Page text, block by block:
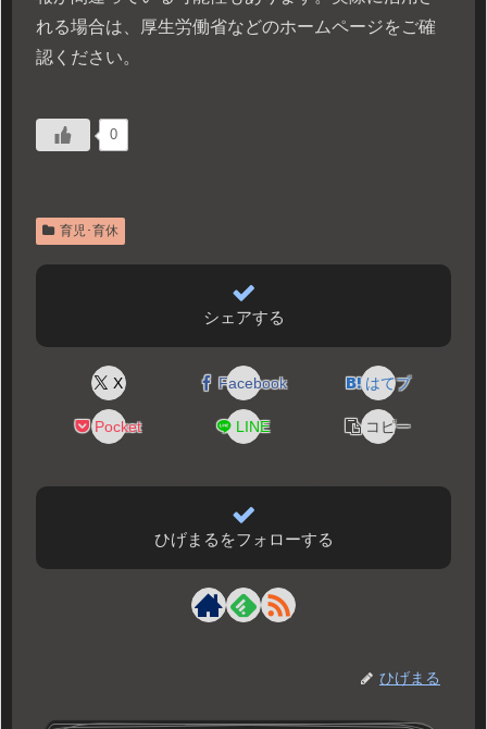
れる場合は、厚生労働省などのホームページをご確
認ください。
0
育児･育休
シェアする
X Facebook はてブ
Pocket LINE コピー
ひげまるをフォローする
ひげまる